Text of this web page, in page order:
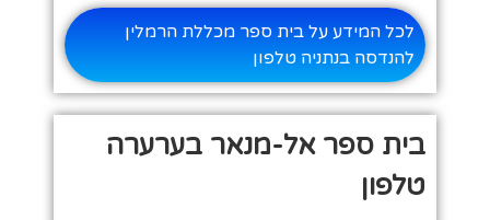
לכל המידע על בית ספר מכללת הרמלין
להנדסה בנתניה טלפון
בית ספר אל-מנאר בערערה
טלפון